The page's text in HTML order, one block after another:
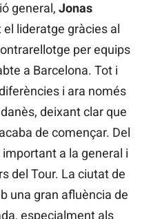
general, Jonas
el lideratge gràcies al
per equips
a Barcelona. Tot i
i ara només
deixant clar que
de començar. Del
a la general i
del Tour. La ciutat de
una gran afluència de
especialment als